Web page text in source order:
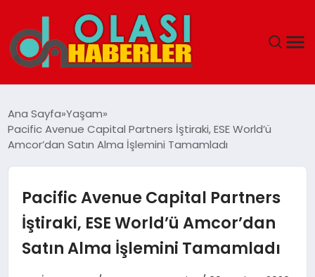
SPOR
SAĞLIK
TEKNOLOJI
Ana Sayfa Yaşam
Pacific Avenue Capital Partners İştiraki, ESE World’ü
Amcor’dan Satın Alma İşlemini Tamamladı
Pacific Avenue Capital Partners
İştiraki, ESE World’ü Amcor’dan
Satın Alma İşlemini Tamamladı